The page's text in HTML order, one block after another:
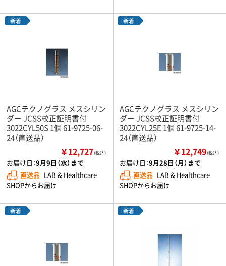
新着
AGCテクノグラス メスシリン
ダー JCSS校正証明書付
3022CYL50S 1個 61-9725-06-
24（直送品）
￥12,727（税込）
お届け日：9月9日（水）まで
直送品 LAB & Healthcare
SHOPからお届け
新着
AGCテクノグラス メスシリン
ダー JCSS校正証明書付
3022CYL25E 1個 61-9725-14-
24（直送品）
￥12,749（税込）
お届け日：9月28日（月）まで
直送品 LAB & Healthcare
SHOPからお届け
新着 新着